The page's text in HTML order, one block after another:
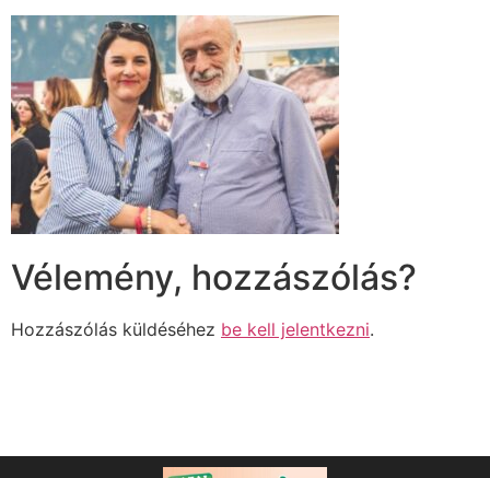
Vélemény, hozzászólás?
Hozzászólás küldéséhez be kell jelentkezni.